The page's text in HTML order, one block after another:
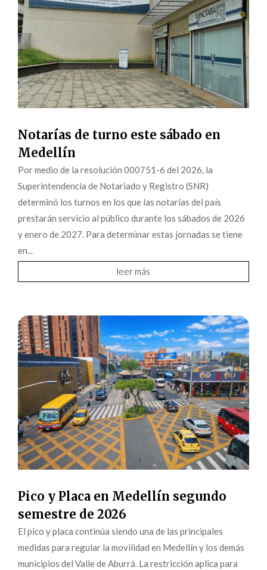
Notarías de turno este sábado en
Medellín
Por medio de la resolución 000751-6 del 2026, la
Superintendencia de Notariado y Registro (SNR)
determinó los turnos en los que las notarías del país
prestarán servicio al público durante los sábados de 2026
y enero de 2027. Para determinar estas jornadas se tiene
en...
leer más
Pico y Placa en Medellín segundo
semestre de 2026
El pico y placa continúa siendo una de las principales
medidas para regular la movilidad en Medellín y los demás
municipios del Valle de Aburrá. La restricción aplica para